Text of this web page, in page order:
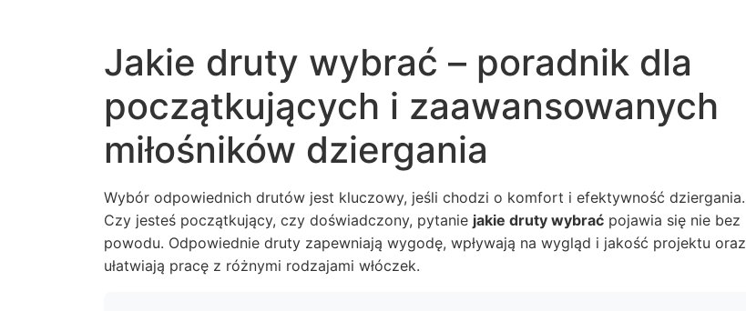
Jakie druty wybrać – poradnik dla
początkujących i zaawansowanych
miłośników dziergania
Wybór odpowiednich drutów jest kluczowy, jeśli chodzi o komfort i efektywność dziergania.
Czy jesteś początkujący, czy doświadczony, pytanie jakie druty wybrać pojawia się nie bez
powodu. Odpowiednie druty zapewniają wygodę, wpływają na wygląd i jakość projektu oraz
ułatwiają pracę z różnymi rodzajami włóczek.